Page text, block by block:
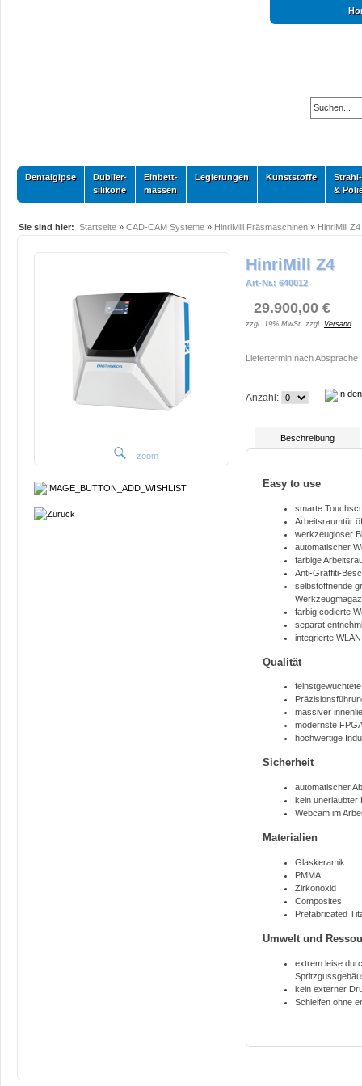
Dentalgipse
Dublier-
silikone
Einbett-
massen
Legierungen Kunststoffe
Strahl-
&
Sie sind hier: Startseite » CAD-CAM Systeme » HinriMill Fräsmaschinen » HinriMill Z4
zoom
HinriMill Z4
Art-Nr.: 640012
29.900,00 €
zzgl. 19% MwSt. zzgl. Versand
Liefertermin nach Absprache
Anzahl:
Beschreibung
Easy to use
smarte
Arbeitsraumtür
werkzeugloser
automatischer
farbige
Anti-Graffiti-
selbstöffnende
farbig codierte
separat
integrierte
Qualität
massiver
modernste
hochwertige
Sicherheit
automatischer
kein unerlaubter
Webcam im
Materialien
Glaskeramik
PMMA
Zirkonoxid
Composites
Prefabricated
Umwelt und
extrem leise
kein externer
Schleifen ohne